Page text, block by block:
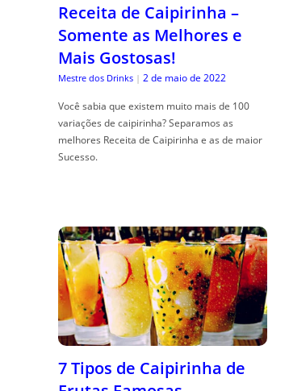
Receita de Caipirinha –
Somente as Melhores e
Mais Gostosas!
Mestre dos Drinks | 2 de maio de 2022
Você sabia que existem muito mais de 100
variações de caipirinha? Separamos as
melhores Receita de Caipirinha e as de maior
Sucesso.
7 Tipos de Caipirinha de